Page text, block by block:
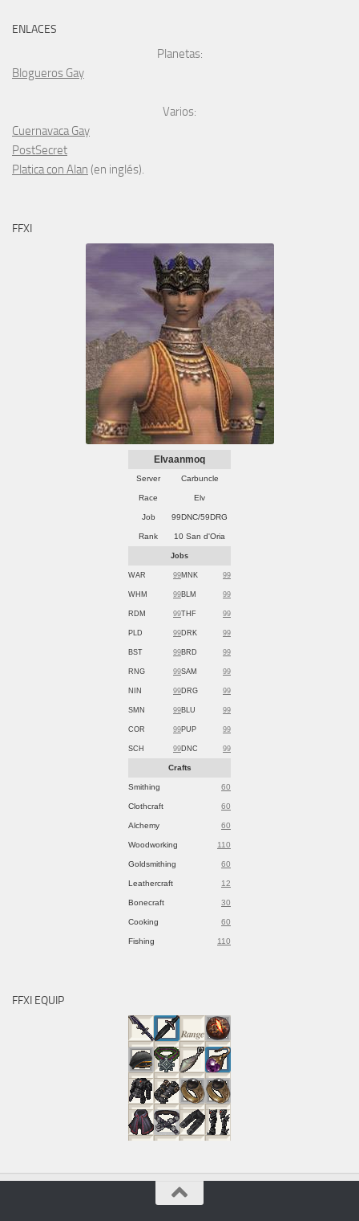
ENLACES
Planetas:
Blogueros Gay
Varios:
Cuernavaca Gay
PostSecret
Platica con Alan (en inglés).
FFXI
Elvaanmoq
Server Carbuncle
Race Elv
Job 99DNC/59DRG
Rank 10 San d'Oria
Jobs
WAR 99MNK 99
WHM 99BLM 99
RDM 99THF 99
PLD 99DRK 99
BST 99BRD 99
RNG 99SAM 99
NIN 99DRG 99
SMN 99BLU 99
COR 99PUP 99
SCH 99DNC 99
Crafts
Smithing 60
Clothcraft 60
Alchemy 60
Woodworking 110
Goldsmithing 60
Leathercraft 12
Bonecraft 30
Cooking 60
Fishing 110
FFXI EQUIP